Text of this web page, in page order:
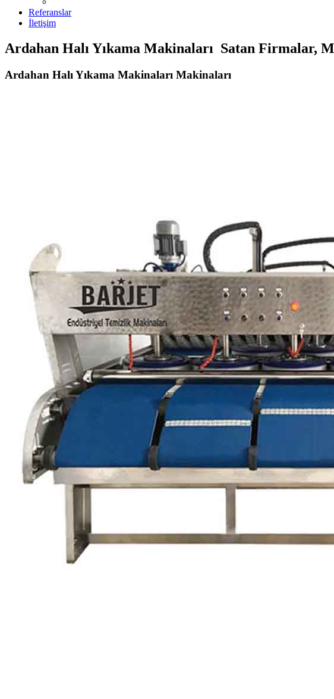
Referanslar
İletişim
Ardahan Halı Yıkama Makinaları Satan Firmalar,
Ardahan Halı Yıkama Makinaları Makinaları